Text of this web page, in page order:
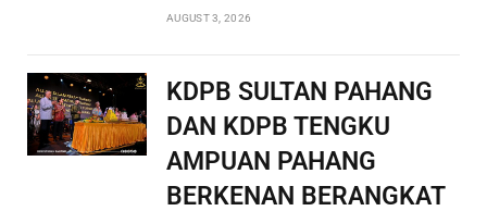
AUGUST 3, 2026
KDPB SULTAN PAHANG
DAN KDPB TENGKU
AMPUAN PAHANG
BERKENAN BERANGKAT